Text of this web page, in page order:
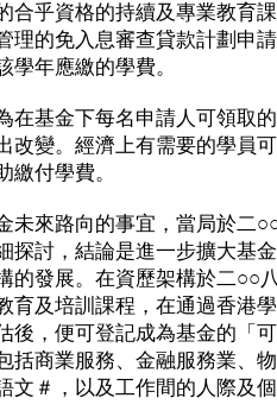
合乎資格的持續及專業教育
理的免入息審查貸款計劃申
學年應繳的學費。
基金下每名申請人可領取的
改變。經濟上有需要的學員
繳付學費。
來路向的事宜，當局於二
探討，結論是進一步擴大基
的發展。在資歷架構於二○○
育及培訓課程，在通過香港
後，便可登記成為基金的「
括商業服務、金融服務業、
文＃，以及工作間的人際及